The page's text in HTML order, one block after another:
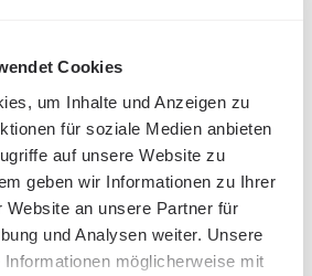
Cookies
um Inhalte und Anzeigen zu
für soziale Medien anbieten
auf unsere Website zu
geben wir Informationen zu Ihrer
Website an unsere Partner für
und Analysen weiter. Unsere
möglicherweise mit